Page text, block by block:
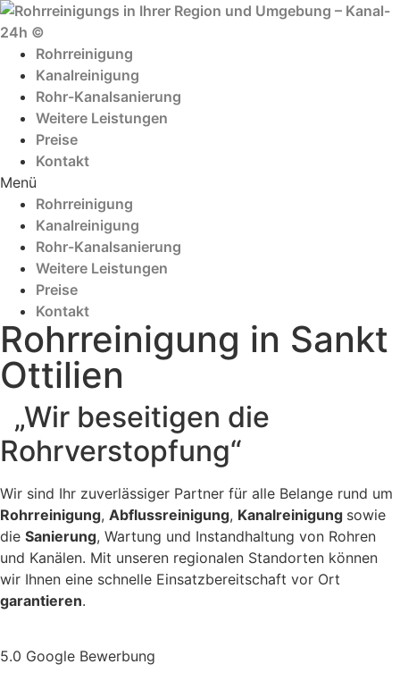
Zum
Inhalt
wechselnRohrreinigung
Kanalreinigung
Rohr-Kanalsanierung
Weitere Leistungen
Preise
Kontakt
Menü
Rohrreinigung
Kanalreinigung
Rohr-Kanalsanierung
Weitere Leistungen
Preise
Kontakt
Rohrreinigung in Sankt
Ottilien
„Wir beseitigen die
Rohrverstopfung“
Wir sind Ihr zuverlässiger Partner für alle Belange rund um
Rohrreinigung, Abflussreinigung, Kanalreinigung sowie
die Sanierung, Wartung und Instandhaltung von Rohren
und Kanälen. Mit unseren regionalen Standorten können
wir Ihnen eine schnelle Einsatzbereitschaft vor Ort
garantieren.
5.0 Google Bewerbung